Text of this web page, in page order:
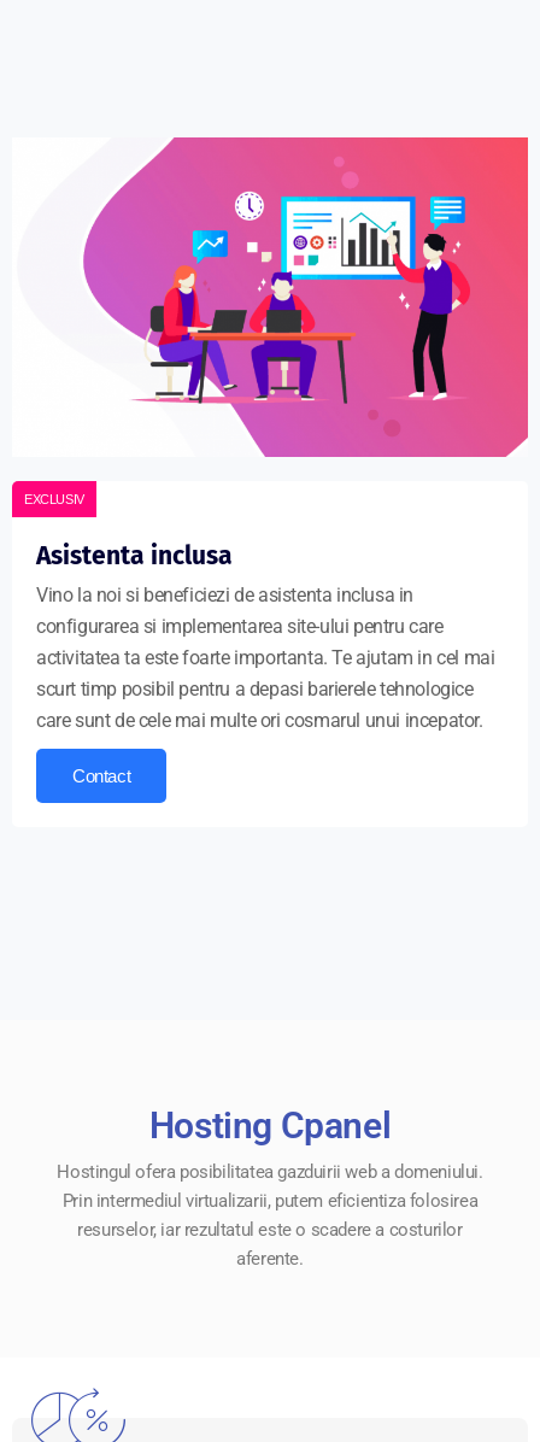
Asistenta inclusa
Vino la noi si beneficiezi de asistenta inclusa in
configurarea si implementarea site-ului pentru care
activitatea ta este foarte importanta. Te ajutam in cel mai
scurt timp posibil pentru a depasi barierele tehnologice
care sunt de cele mai multe ori cosmarul unui incepator.
Contact
EXCLUSIV
Hosting Cpanel
Hostingul ofera posibilitatea gazduirii web a domeniului.
Prin intermediul virtualizarii, putem eficientiza folosirea
resurselor, iar rezultatul este o scadere a costurilor
aferente.